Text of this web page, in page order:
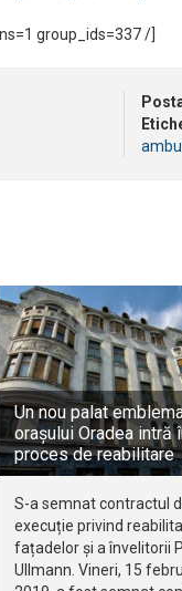
group_ids=337 /]
Un nou palat
orașului Oradea intră
proces de reabilitare
S-a semnat contractul
execuție privind
fațadelor și a învelitorii
Ullmann. Vineri, 15